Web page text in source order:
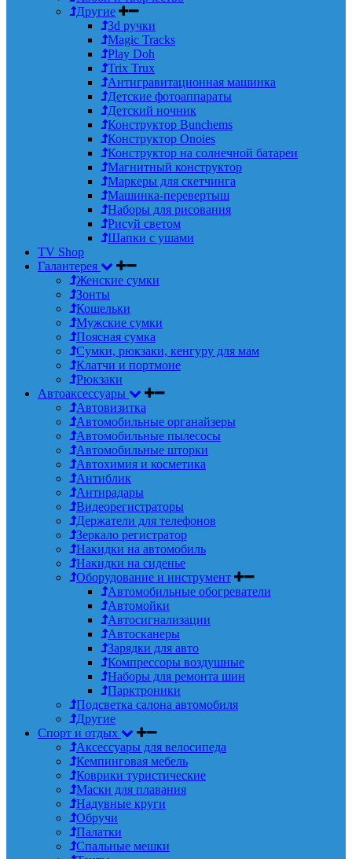
Другие
3d ручки
Magic Tracks
Play Doh
Trix Trux
Антигравитационная машинка
Детские фотоаппараты
Детский ночник
Конструктор Bunchems
Конструктор Onoies
Конструктор на солнечной батареи
Магнитный конструктор
Маркеры для скетчинга
Машинка-перевертыш
Наборы для рисования
Рисуй светом
Шапки с ушами
TV Shop
Галантерея
Женские сумки
Зонты
Кошельки
Мужские сумки
Поясная сумка
Сумки, рюкзаки, кенгуру для мам
Клатчи и портмоне
Рюкзаки
Автоаксессуары
Автовизитка
Автомобильные органайзеры
Автомобильные пылесосы
Автомобильные шторки
Автохимия и косметика
Антиблик
Антирадары
Видеорегистраторы
Держатели для телефонов
Зеркало регистратор
Накидки на автомобиль
Накидки на сиденье
Оборудование и инструмент
Автомобильные обогреватели
Автомойки
Автосигнализации
Автосканеры
Зарядки для авто
Компрессоры воздушные
Наборы для ремонта шин
Парктроники
Подсветка салона автомобиля
Другие
Спорт и отдых
Аксессуары для велосипеда
Кемпинговая мебель
Коврики туристические
Маски для плавания
Надувные круги
Обручи
Палатки
Спальные мешки